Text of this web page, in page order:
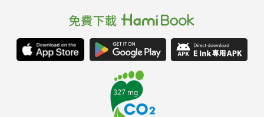
段用得好，能讓聽眾對內容更加深刻。
◎祕密七：信心的加乘
時，訓練自己把注意力往外放在聽眾身上，而非一直關注自己哪
裡做不好。如果真的很焦慮要面對群眾，先在支持你的小團體面
前演講來累積自信，再用這種自信去挑戰大魔王。